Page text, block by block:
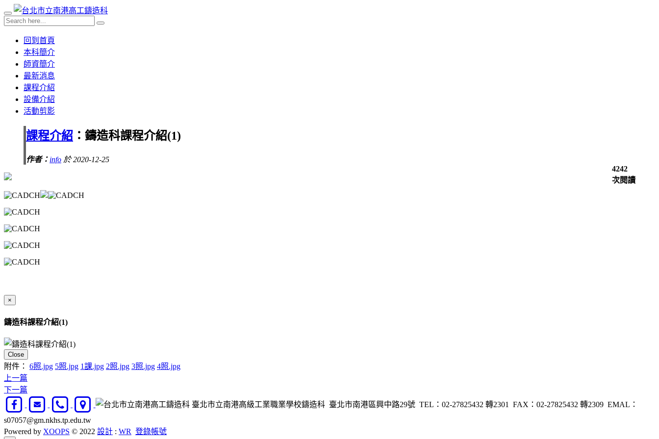
回到首頁
本科簡介
師資簡介
最新消息
課程介紹
設備介紹
活動剪影
課程介紹 ：鑄造科課程介紹(1)
作者： info 於 2020-12-25
4242
次閱讀
×
鑄造科課程介紹(1)
Close
附件： 6照.jpg 5照.jpg 1課.jpg 2照.jpg 3照.jpg 4照.jpg
上一篇
下一篇
臺北市立南港高級工業職業學校鑄造科 臺北市南港區興中路29號 TEL：02-27825432 轉2301 FAX：02-27825432 轉2309 EMAL：
s07057@gm.nkhs.tp.edu.tw
Powered by XOOPS © 2022 設計 : WR 登錄帳號